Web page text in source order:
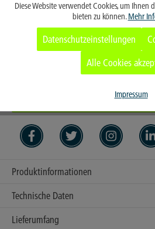
Merken
Persönliches Angebot
Produktinformationen
Technische Daten
Lieferumfang
Diese Website verwendet Cookies, um
bieten zu können.Mehr
Datenschutzeinstellungen
Alle Cookies
Impressum